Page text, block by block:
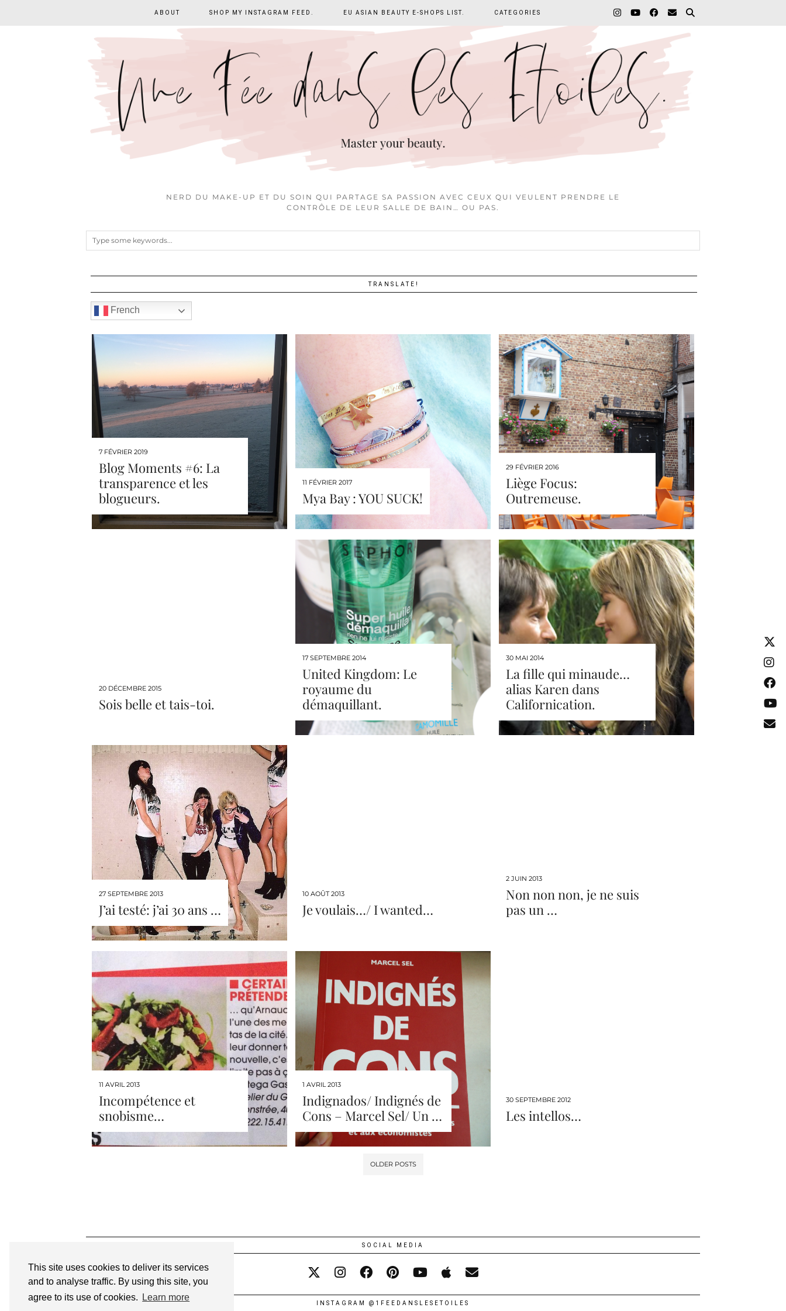
This site uses cookies to deliver its services
and to analyse traffic. By using this site, you
agree to its use of cookies.
Learn more
NERD DU MAKE-UP ET DU SOIN QUI PARTAGE SA PASSION AVEC CEUX QUI VEULENT PRENDRE LE
CONTRÔLE DE LEUR SALLE DE BAIN… OU PAS.
ABOUT SHOP MY INSTAGRAM FEED. EU ASIAN BEAUTY E-SHOPS LIST. CATEGORIES
TRANSLATE!
French
7 FÉVRIER 2019
Blog Moments #6: La
transparence et les
blogueurs.
11 FÉVRIER 2017
Mya Bay : YOU SUCK!
29 FÉVRIER 2016
Liège Focus:
Outremeuse.
20 DÉCEMBRE 2015
Sois belle et tais-toi.
17 SEPTEMBRE 2014
United Kingdom: Le
royaume du
démaquillant.
30 MAI 2014
La fille qui minaude…
alias Karen dans
Californication.
27 SEPTEMBRE 2013
J’ai testé: j’ai 30 ans …
10 AOÛT 2013
Je voulais…/ I wanted…
2 JUIN 2013
Non non non, je ne suis
pas un …
11 AVRIL 2013
Incompétence et
snobisme…
1 AVRIL 2013
Indignados/ Indignés de
Cons – Marcel Sel/ Un …
30 SEPTEMBRE 2012
Les intellos…
OLDER POSTS
SOCIAL MEDIA
INSTAGRAM @1FEEDANSLESETOILES